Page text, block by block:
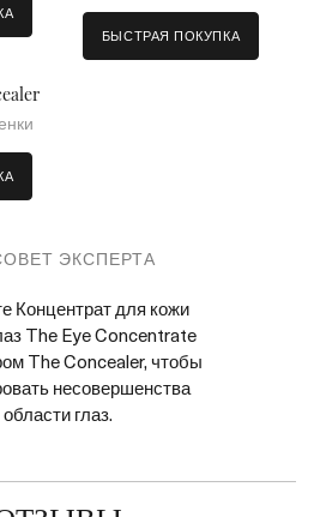
БЫСТРАЯ ПОКУПКА
ЭКСПЕРТА
Концентрат для кожи
The Eye Concentrate
The Concealer, чтобы
несовершенства
области глаз.